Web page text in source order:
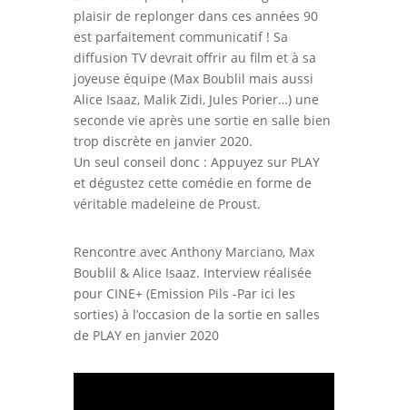
plaisir de replonger dans ces années 90
est parfaitement communicatif ! Sa
diffusion TV devrait offrir au film et à sa
joyeuse équipe (Max Boublil mais aussi
Alice Isaaz, Malik Zidi, Jules Porier…) une
seconde vie après une sortie en salle bien
trop discrète en janvier 2020.
Un seul conseil donc : Appuyez sur PLAY
et dégustez cette comédie en forme de
véritable madeleine de Proust.
Rencontre avec Anthony Marciano, Max
Boublil & Alice Isaaz. Interview réalisée
pour CINE+ (Emission Pils -Par ici les
sorties) à l’occasion de la sortie en salles
de PLAY en janvier 2020